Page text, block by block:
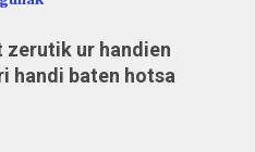
zerutik ur handien
handi baten hotsa